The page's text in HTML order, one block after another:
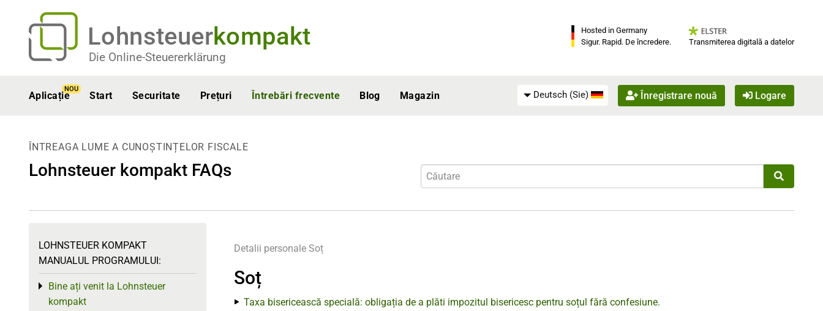
Lohnsteuerkompakt
Die Online-Steuererklärung
Hosted in Germany
Sigur. Rapid. De încredere.
Transmiterea digitală a datelor
Aplicație
NOU
Start Securitate Prețuri Întrebări frecvente Blog Magazin Deutsch (Sie) Înregistrare nouă Logare
ÎNTREAGA LUME A CUNOȘTINȚELOR FISCALE
Lohnsteuer kompakt FAQs
Detalii personale Soț
Soț
Taxa bisericească specială: obligația de a plăti impozitul bisericesc pentru soțul fără confesiune.
LOHNSTEUER KOMPAKT
MANUALUL PROGRAMULUI:
Bine ați venit la Lohnsteuer
kompakt
Toggle menu